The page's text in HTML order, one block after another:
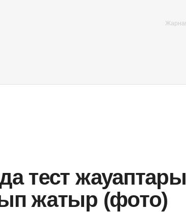
тест жауаптары
жатыр (фото)